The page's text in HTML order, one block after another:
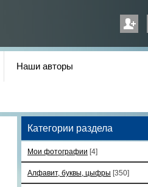
Наши авторы
Категории раздела
Мои фотографии [4]
Алфавит, буквы, цыфры [350]